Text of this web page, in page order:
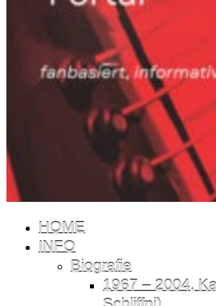
HOME
INFO
Biografie
1967 – 2004,